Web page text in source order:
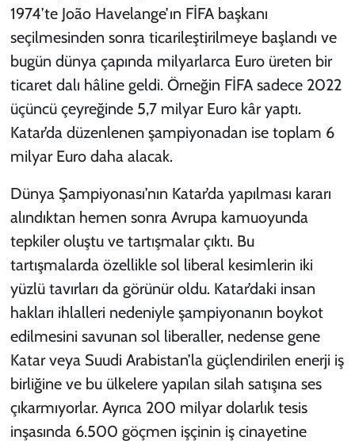
1974’te João Havelange’ın FİFA başkanı
seçilmesinden sonra ticarileştirilmeye başlandı ve
bugün dünya çapında milyarlarca Euro üreten bir
ticaret dalı hâline geldi. Örneğin FİFA sadece 2022
üçüncü çeyreğinde 5,7 milyar Euro kâr yaptı.
Katar’da düzenlenen şampiyonadan ise toplam 6
milyar Euro daha alacak.
Dünya Şampiyonası’nın Katar’da yapılması kararı
alındıktan hemen sonra Avrupa kamuoyunda
tepkiler oluştu ve tartışmalar çıktı. Bu
tartışmalarda özellikle sol liberal kesimlerin iki
yüzlü tavırları da görünür oldu. Katar’daki insan
hakları ihlalleri nedeniyle şampiyonanın boykot
edilmesini savunan sol liberaller, nedense gene
Katar veya Suudi Arabistan’la güçlendirilen enerji iş
birliğine ve bu ülkelere yapılan silah satışına ses
çıkarmıyorlar. Ayrıca 200 milyar dolarlık tesis
inşasında 6.500 göçmen işçinin iş cinayetine